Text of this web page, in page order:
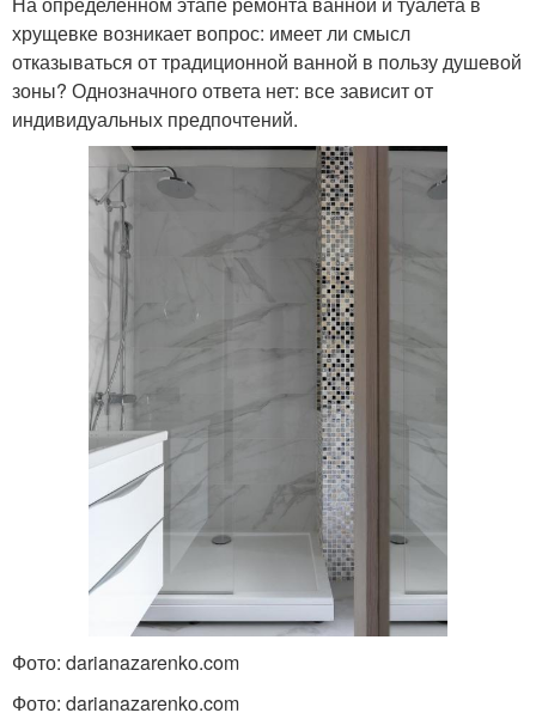
хрущевке возникает вопрос: имеет ли смысл
отказываться от традиционной ванной в пользу душевой
зоны? Однозначного ответа нет: все зависит от
индивидуальных предпочтений.
Фото: darianazarenko.com
Фото: darianazarenko.com